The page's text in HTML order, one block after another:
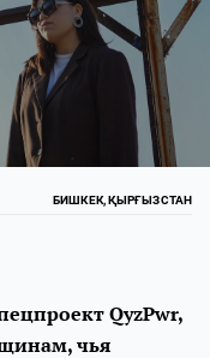
БИШКЕК, ҚЫРҒЫЗСТАН
QyzPwr,
чья